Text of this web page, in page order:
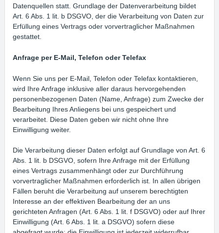
Datenquellen statt. Grundlage der Datenverarbeitung bildet
Art. 6 Abs. 1 lit. b DSGVO, der die Verarbeitung von Daten zur
Erfüllung eines Vertrags oder vorvertraglicher Maßnahmen
gestattet.
Anfrage per E-Mail, Telefon oder Telefax
Wenn Sie uns per E-Mail, Telefon oder Telefax kontaktieren,
wird Ihre Anfrage inklusive aller daraus hervorgehenden
personenbezogenen Daten (Name, Anfrage) zum Zwecke der
Bearbeitung Ihres Anliegens bei uns gespeichert und
verarbeitet. Diese Daten geben wir nicht ohne Ihre
Einwilligung weiter.
Die Verarbeitung dieser Daten erfolgt auf Grundlage von Art. 6
Abs. 1 lit. b DSGVO, sofern Ihre Anfrage mit der Erfüllung
eines Vertrags zusammenhängt oder zur Durchführung
vorvertraglicher Maßnahmen erforderlich ist. In allen übrigen
Fällen beruht die Verarbeitung auf unserem berechtigten
Interesse an der effektiven Bearbeitung der an uns
gerichteten Anfragen (Art. 6 Abs. 1 lit. f DSGVO) oder auf Ihrer
Einwilligung (Art. 6 Abs. 1 lit. a DSGVO) sofern diese